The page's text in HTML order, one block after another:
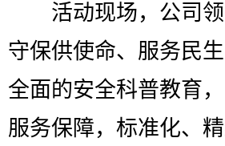
活动现场，公司领
守保供使命、服务民
全面的安全科普教育
服务保障，标准化、